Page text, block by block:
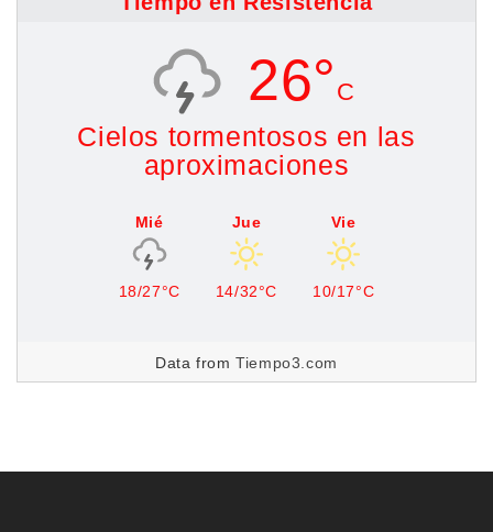
26° C
Cielos tormentosos en las
aproximaciones
Mié
18/27°C
Jue
14/32°C
Vie
10/17°C
Data fromTiempo3.com